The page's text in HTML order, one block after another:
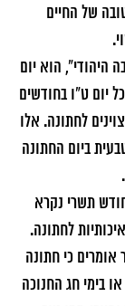
של החיים
היהודי", הוא יום
יום ט"ו בחודשים
לחתונה. אלו
ביום החתונה
תשרי נקרא
לחתונה.
כי חתונה
בימי חג החנוכה